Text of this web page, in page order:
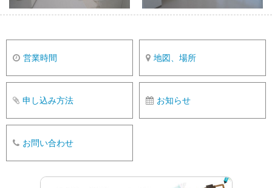
営業時間 地図、場所
申し込み方法 お知らせ
お問い合わせ